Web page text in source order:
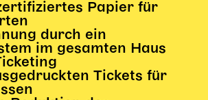
Papier für
durch ein
im gesamten Haus
Tickets für